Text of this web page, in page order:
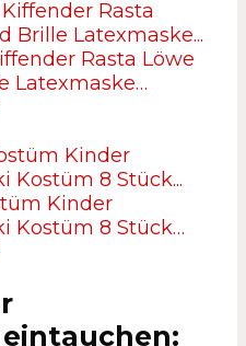
Rasta Löwe
Latexmaske…
Kinder
Kostüm 8 Stück…